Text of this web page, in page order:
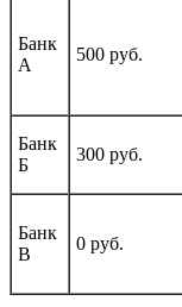
Банк
А
500 руб.
Банк
Б
300 руб.
Банк
В
0 руб.